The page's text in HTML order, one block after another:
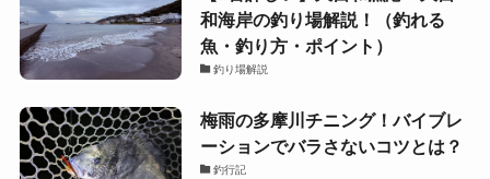
和海岸の釣り場解説！（釣れる
魚・釣り方・ポイント）
釣り場解説
梅雨の多摩川チニング！バイブレ
ーションでバラさないコツとは？
釣行記